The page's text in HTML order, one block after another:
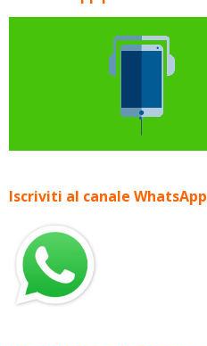
Iscriviti al canale WhatsApp